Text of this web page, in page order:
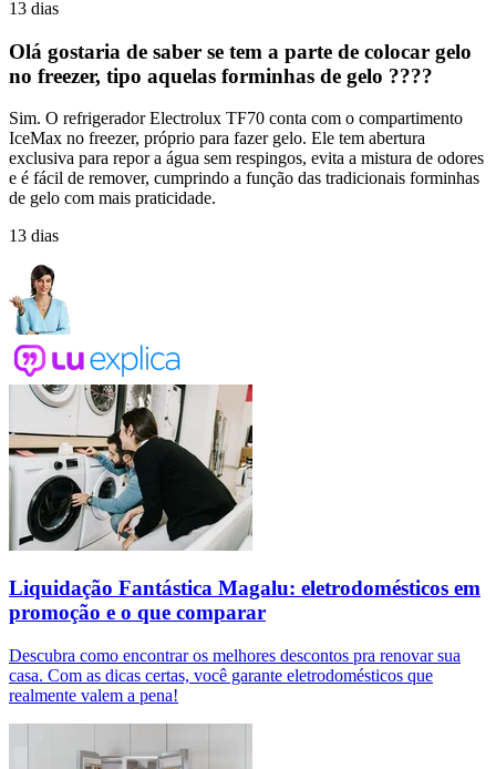
13 dias
Olá gostaria de saber se tem a parte de colocar gelo
no freezer, tipo aquelas forminhas de gelo ????
Sim. O refrigerador Electrolux TF70 conta com o compartimento
IceMax no freezer, próprio para fazer gelo. Ele tem abertura
exclusiva para repor a água sem respingos, evita a mistura de odores
e é fácil de remover, cumprindo a função das tradicionais forminhas
de gelo com mais praticidade.
13 dias
Liquidação Fantástica Magalu: eletrodomésticos em
promoção e o que comparar
Descubra como encontrar os melhores descontos pra renovar sua
casa. Com as dicas certas, você garante eletrodomésticos que
realmente valem a pena!